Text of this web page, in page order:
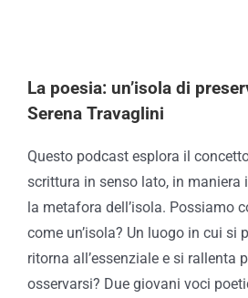
La poesia: un’isola di
Serena Travaglini
Questo podcast esplora il
scrittura in senso lato, in maniera
la metafora dell’isola. Possiamo
come un’isola? Un luogo in cui si
ritorna all’essenziale e si rallenta
osservarsi? Due giovani voci